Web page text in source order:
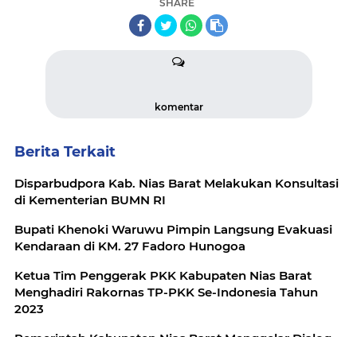
SHARE
komentar
Berita Terkait
Disparbudpora Kab. Nias Barat Melakukan Konsultasi
di Kementerian BUMN RI
Bupati Khenoki Waruwu Pimpin Langsung Evakuasi
Kendaraan di KM. 27 Fadoro Hunogoa
Ketua Tim Penggerak PKK Kabupaten Nias Barat
Menghadiri Rakornas TP-PKK Se-Indonesia Tahun
2023